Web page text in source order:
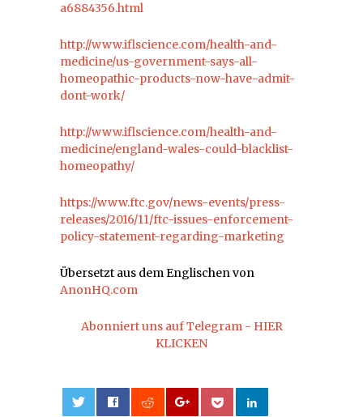
a6884356.html
http://www.iflscience.com/health-and-
medicine/us-government-says-all-
homeopathic-products-now-have-admit-
dont-work/
http://www.iflscience.com/health-and-
medicine/england-wales-could-blacklist-
homeopathy/
https://www.ftc.gov/news-events/press-
releases/2016/11/ftc-issues-enforcement-
policy-statement-regarding-marketing
Übersetzt aus dem Englischen von
AnonHQ.com
Abonniert uns auf Telegram - HIER
KLICKEN